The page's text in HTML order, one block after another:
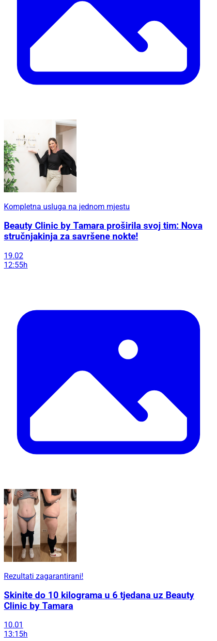
Kompletna usluga na jednom mjestu
Beauty Clinic by Tamara proširila svoj tim: Nova
stručnjakinja za savršene nokte!
19.02
12:55h
Rezultati zagarantirani!
Skinite do 10 kilograma u 6 tjedana uz Beauty
Clinic by Tamara
10.01
13:15h